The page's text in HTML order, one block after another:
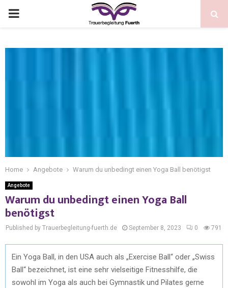
Home Angebote Warum du unbedingt einen Yoga Ball benötigst
Angebote
Warum du unbedingt einen Yoga Ball
benötigst
Published by Trauerbegleitung-fuerth.de September 8, 2023 0 791
Ein Yoga Ball, in den USA auch als „Exercise Ball“ oder „Swiss
Ball“ bezeichnet, ist eine sehr vielseitige Fitnesshilfe, die
sowohl im Yoga als auch bei Gymnastik und Pilates gerne